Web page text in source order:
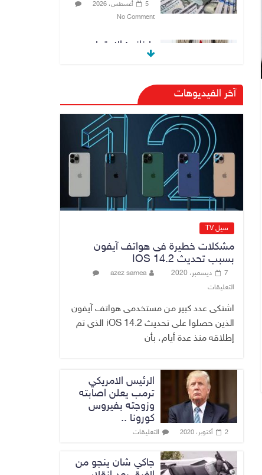
5 أغسطس، 2026
No Comment
بارزاني: الاجتماع
الذي عقد مع رئيس
كان مثمراً
وزير الخارجية يبحث
مع نظيره السعودي
ترتيبات زيارة مرتقبة
لوفد أمني عراقي إلى
5 أغسطس، 2026
No Comment
وزارة الخزانة
الأمريكية تعلن إلغاء
عقوبات مرتبطة
بإيران
No Comment
آخر الفيديوهات
سيل TV
مشكلات خطيرة فى هواتف آيفون
بسبب تحديث IOS 14.2
7 ديسمبر، 2020
azez samea
التعليقات
اشتكى عدد كبير من مستخدمى هواتف آيفون
الذين حصلوا على تحديث iOS 14.2 الذى تم
إطلاقه منذ عدة أيام، بأن
الرئيس الامريكي
ترمب يعلن اصابته
وزوجته بفيروس
كورونا ..
2 أكتوبر، 2020 التعليقات
جاكي شان ينجو من